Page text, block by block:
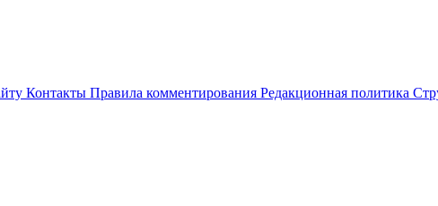
Контакты Правила комментирования Редакционная политика